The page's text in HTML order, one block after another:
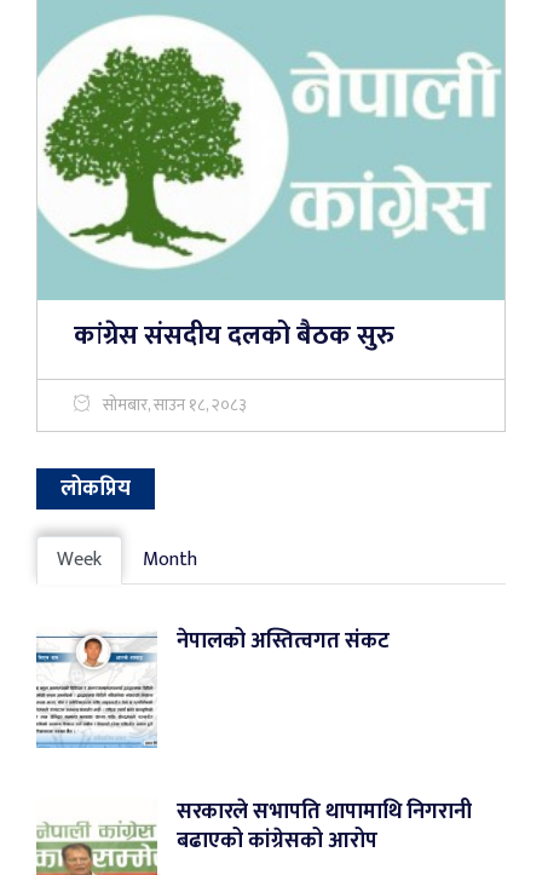
कांग्रेस संसदीय दलको बैठक सुरु
सोमबार, साउन १८, २०८३
लोकप्रिय
Week Month
नेपालको अस्तित्वगत संकट
सरकारले सभापति थापामाथि निगरानी
बढाएको कांग्रेसको आरोप